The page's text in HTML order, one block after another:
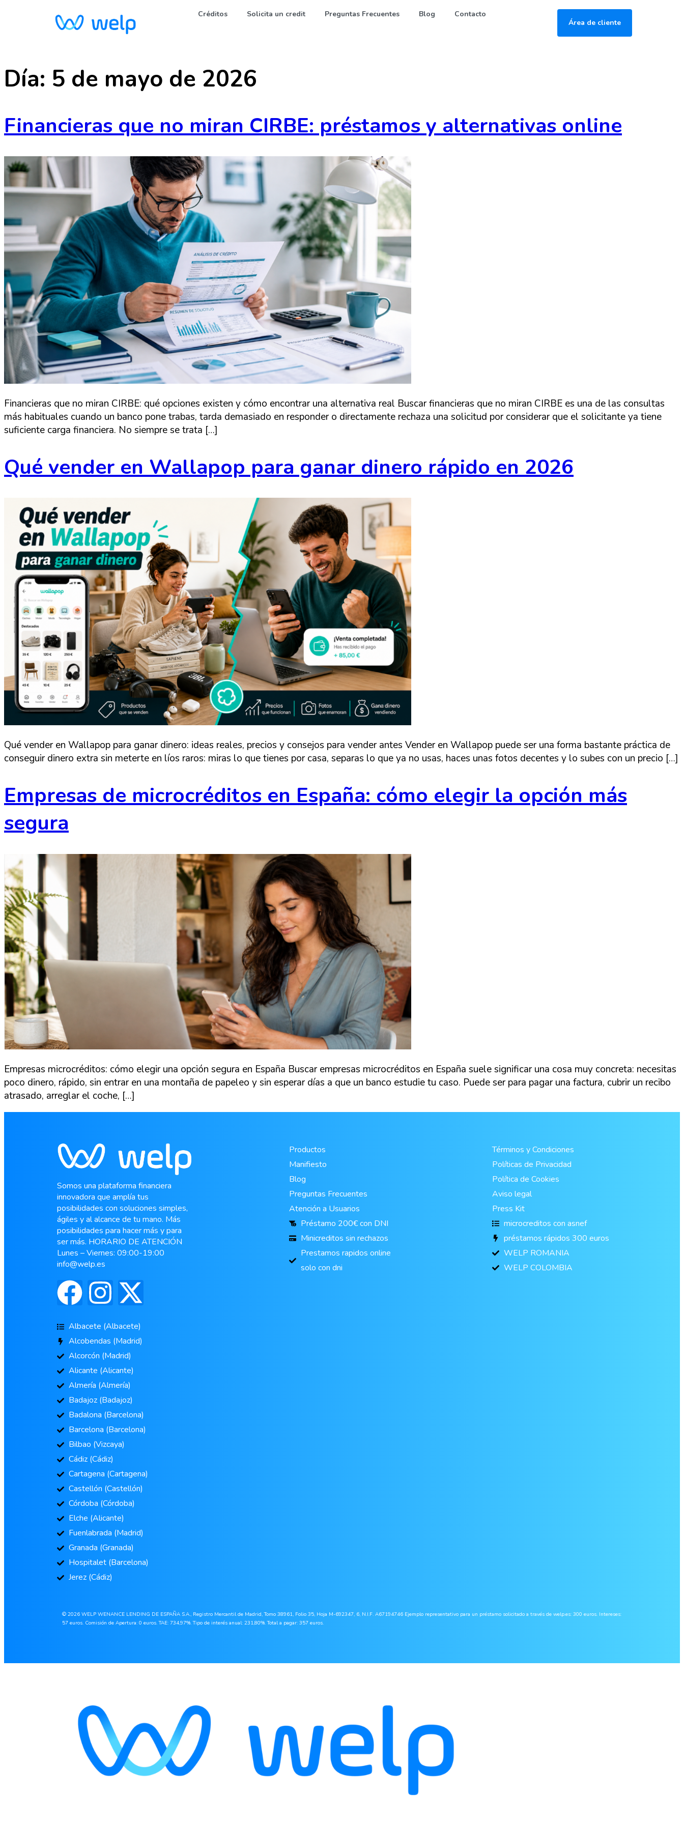
Créditos Solicita un credit Preguntas Frecuentes Blog
Contacto
Área de cliente
Día: 5 de mayo de 2026
Financieras que no miran CIRBE: préstamos y alternativas online
Financieras que no miran CIRBE: qué opciones existen y cómo encontrar una alternativa real Buscar financieras que no miran CIRBE es una de las consultas
más habituales cuando un banco pone trabas, tarda demasiado en responder o directamente rechaza una solicitud por considerar que el solicitante ya tiene
suficiente carga financiera. No siempre se trata […]
Qué vender en Wallapop para ganar dinero rápido en 2026
Qué vender en Wallapop para ganar dinero: ideas reales, precios y consejos para vender antes Vender en Wallapop puede ser una forma bastante práctica de
conseguir dinero extra sin meterte en líos raros: miras lo que tienes por casa, separas lo que ya no usas, haces unas fotos decentes y lo subes con un precio […]
Empresas de microcréditos en España: cómo elegir la opción más
segura
Empresas microcréditos: cómo elegir una opción segura en España Buscar empresas microcréditos en España suele significar una cosa muy concreta: necesitas
poco dinero, rápido, sin entrar en una montaña de papeleo y sin esperar días a que un banco estudie tu caso. Puede ser para pagar una factura, cubrir un recibo
atrasado, arreglar el coche, […]
Somos una plataforma financiera
innovadora que amplía tus
posibilidades con soluciones simples,
ágiles y al alcance de tu mano. Más
posibilidades para hacer más y para
ser más. HORARIO DE ATENCIÓN
Lunes – Viernes: 09:00-19:00
info@welp.es
Productos
Manifiesto
Blog
Preguntas Frecuentes
Atención a Usuarios
Préstamo 200€ con DNI
Minicreditos sin rechazos
Prestamos rapidos online
solo con dni
Términos y Condiciones
Políticas de Privacidad
Política de Cookies
Aviso legal
Press Kit
microcreditos con asnef
préstamos rápidos 300 euros
WELP ROMANIA
WELP COLOMBIA
Albacete (Albacete)
Alcobendas (Madrid)
Alcorcón (Madrid)
Alicante (Alicante)
Almería (Almería)
Badajoz (Badajoz)
Badalona (Barcelona)
Barcelona (Barcelona)
Bilbao (Vizcaya)
Cádiz (Cádiz)
Cartagena (Cartagena)
Castellón (Castellón)
Córdoba (Córdoba)
Elche (Alicante)
Fuenlabrada (Madrid)
Granada (Granada)
Hospitalet (Barcelona)
Jerez (Cádiz)
© 2026 WELP WENANCE LENDING DE ESPAÑA S.A., Registro Mercantil de Madrid, Tomo 38961, Folio 35, Hoja M-692347, 6, N.I.F. A67194746 Ejemplo representativo para un préstamo solicitado a través de welp.es: 300 euros. Intereses:
57 euros. Comisión de Apertura: 0 euros. TAE: 734,97%. Tipo de interés anual: 231,80%. Total a pagar: 357 euros.